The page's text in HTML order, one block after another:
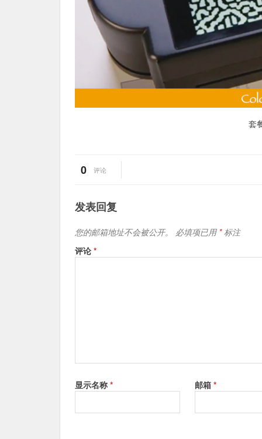
套
0 评论
发表回复
您的邮箱地址不会被公开。 必填项已用 *标注
评论 *
显示名称 * 邮箱 *